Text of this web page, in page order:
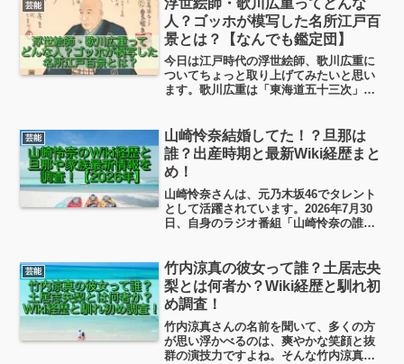
芸能
浮世絵師・歌川広重ってどんな
人？ゴッホが模写した名所江戸百
景とは？【なんでも鑑定団】
今日は江戸時代の浮世絵師、歌川広重に
ついてちょっと取り上げてみたいと思い
ます。歌川広重は「東海道五十三次」で
れる風景画は、国内外の画家たちを魅了
しました。そんな江戸の浮世絵師のひと
り、歌川広重について見ていこうと思い
ます！
芸能
山崎怜奈結婚してた！？旦那は
誰？出産時期と最新Wiki経歴まと
め！
山崎怜奈さんは、元乃木坂46でタレント
として活躍されています。2026年7月30
日、自身のラジオ番組「山崎怜奈の誰か
「結婚してたっけ？」と思った方も多い
のではない...
芸能
竹内涼真の彼女って誰？土居志央
梨とは何者か？Wiki経歴と馴れ初
め調査！
竹内涼真さんの名前を聞いて、多くの方
が思い浮かべるのは、爽やかな笑顔と抜
群の演技力ですよね。そんな竹内涼真さ